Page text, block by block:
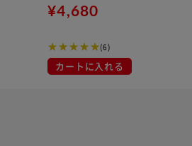
¥4,680
(6)
カートに入れる